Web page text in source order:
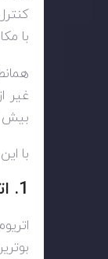
با
غیر
بیش از 5000 آلتکوین
با
1. اتریوم (